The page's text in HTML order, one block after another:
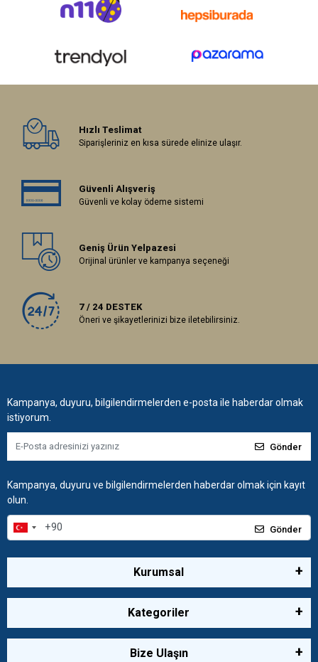
Hızlı Teslimat
Siparişleriniz en kısa sürede elinize ulaşır.
Güvenli Alışveriş
Güvenli ve kolay ödeme sistemi
Geniş Ürün Yelpazesi
Orijinal ürünler ve kampanya seçeneği
7 / 24 DESTEK
Öneri ve şikayetlerinizi bize iletebilirsiniz.
Kampanya, duyuru, bilgilendirmelerden e-posta ile haberdar olmak
istiyorum.
Gönder
Kampanya, duyuru ve bilgilendirmelerden haberdar olmak için kayıt
olun.
Gönder
Kurumsal
Kategoriler
Bize Ulaşın